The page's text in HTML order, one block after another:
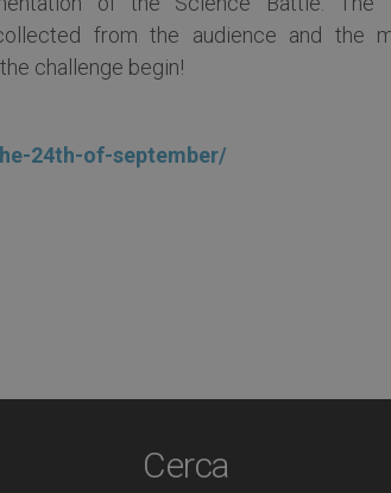
from the audience and the
challenge begin!
24th-of-september/
Cerca